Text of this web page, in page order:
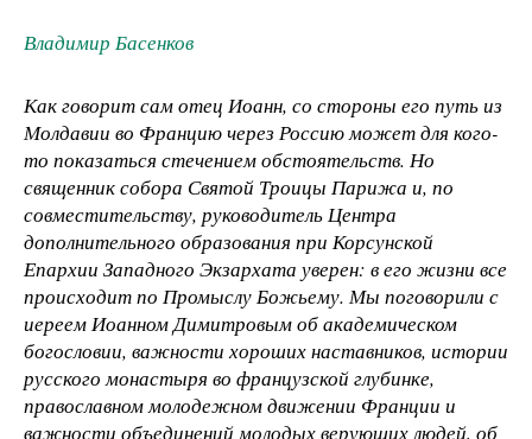
Владимир Басенков
Как говорит сам отец Иоанн, со стороны его путь из
Молдавии во Францию через Россию может для кого-
то показаться стечением обстоятельств. Но
священник собора Святой Троицы Парижа и, по
совместительству, руководитель Центра
дополнительного образования при Корсунской
Епархии Западного Экзархата уверен: в его жизни все
происходит по Промыслу Божьему. Мы поговорили с
иереем Иоанном Димитровым об академическом
богословии, важности хороших наставников, истории
русского монастыря во французской глубинке,
православном молодежном движении Франции и
важности объединений молодых верующих людей, об